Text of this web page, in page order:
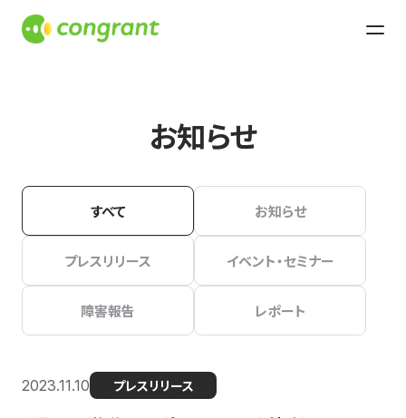
お知らせ
すべて お知らせ
プレスリリース イベント・セミナー
障害報告 レポート
2023.11.10 プレスリリース